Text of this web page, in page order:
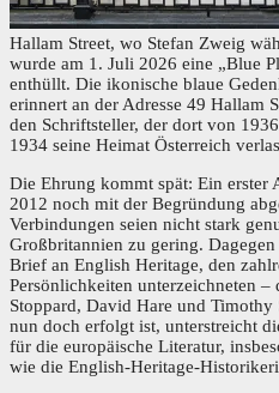
Hallam Street, wo Stefan Zweig
wurde am 1. Juli 2026 eine „Blue
enthüllt. Die ikonische blaue
erinnert an der Adresse 49 Hallam
den Schriftsteller, der dort von
1934 seine Heimat Österreich
Die Ehrung kommt spät: Ein erster
2012 noch mit der Begründung
Verbindungen seien nicht stark
Großbritannien zu gering.
Brief an English Heritage, den
Persönlichkeiten unterzeichneten –
Stoppard, David Hare und Timothy
nun doch erfolgt ist, unterstreicht
für die europäische Literatur,
wie die English-Heritage-